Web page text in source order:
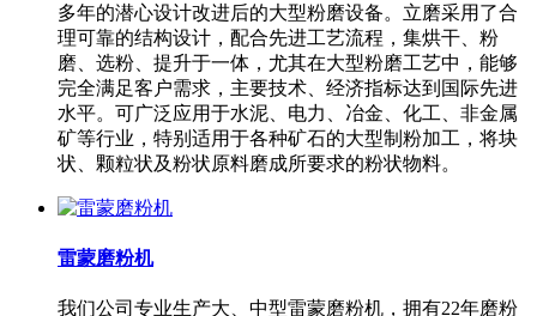
多年的潜心设计改进后的大型粉磨设备。立磨采用了合
理可靠的结构设计，配合先进工艺流程，集烘干、粉
磨、选粉、提升于一体，尤其在大型粉磨工艺中，能够
完全满足客户需求，主要技术、经济指标达到国际先进
水平。可广泛应用于水泥、电力、冶金、化工、非金属
矿等行业，特别适用于各种矿石的大型制粉加工，将块
状、颗粒状及粉状原料磨成所要求的粉状物料。
雷蒙磨粉机
我们公司专业生产大、中型雷蒙磨粉机，拥有22年磨粉